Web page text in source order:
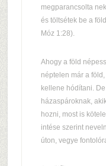
megparancsolta
és töltsétek be a
Móz 1:28).
Ahogy a föld
néptelen már a
kellene hódítani.
házaspároknak,
hozni, most is
intése szerint
úton, vegye